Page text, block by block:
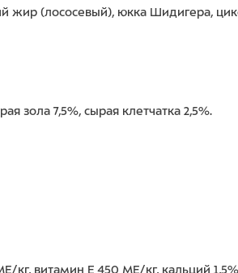
жир (лососевый), юкка Шидигера,
зола 7,5%, сырая клетчатка 2,5%.
кг, витамин E 450 МЕ/кг, кальций